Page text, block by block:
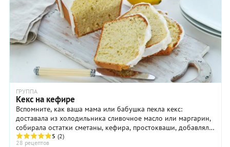
ГРУППА
Кекс на кефире
Вспомните, как ваша мама или бабушка пекла кекс:
доставала из холодильника сливочное масло или маргарин,
собирала остатки сметаны, кефира, простокваши, добавляла
пару яиц, муку и соду, и уже через час ...
5 (2)
28 рецептов